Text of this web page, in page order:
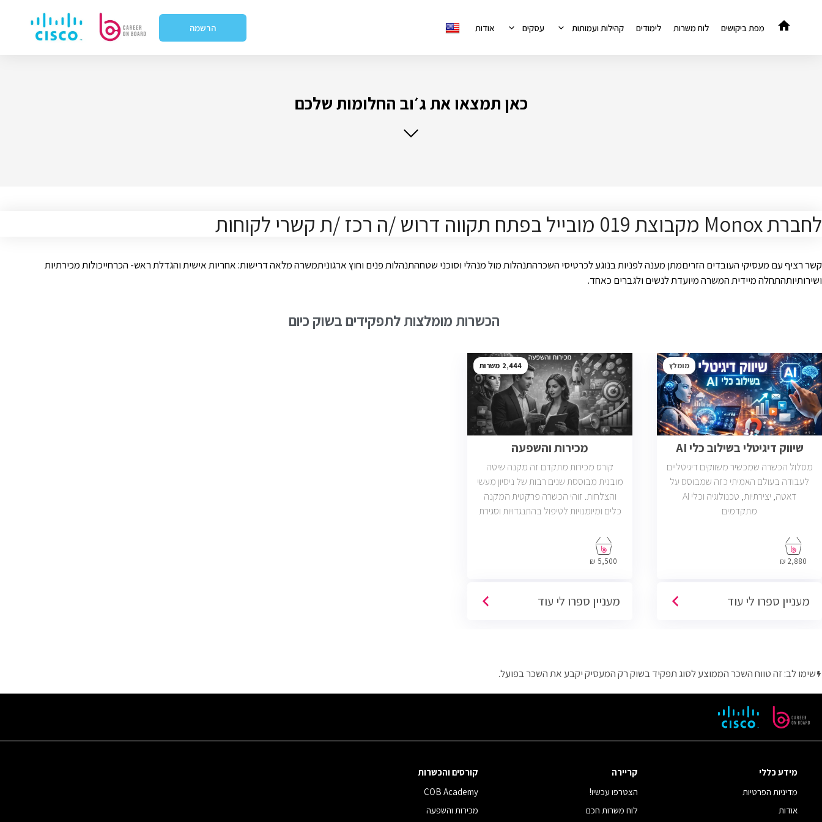
מפת ביקושים לוח משרות לימודים קהילות ועמותות עסקים אודות הרשמה
כאן תמצאו את ג׳וב החלומות שלכם
לחברת Monox מקבוצת 019 מובייל בפתח תקווה דרוש /ה רכז /ת קשרי לקוחות
קשר רציף עם מעסיקי העובדים הזריםמתן מענה לפניות בנוגע לכרטיסי השכרהתנהלות מול מנהלי וסוכני שטחהתנהלות פנים וחוץ ארגוניתמשרה מלאה דרישות: אחריות אישית והגדלת ראש- הכרחייכולות מכירתיות
ושירותיותהתחלה מיידית המשרה מיועדת לנשים ולגברים כאחד.
הכשרות מומלצות לתפקידים בשוק כיום
מומלץ
שיווק דיגיטלי בשילוב כלי AI
מסלול הכשרה שמכשיר משווקים דיגיטליים
לעבודה בעולם האמיתי כזה שמבוסס על
דאטה, יצירתיות, טכנולוגיה וכלי AI
מתקדמים
2,880 ₪
מעניין ספרו לי עוד
2,444
מכירות והשפעה
קורס מכירות מתקדם זה מקנה שיטה
מובנית מבוססת שנים רבות של ניסיון מעשי
והצלחות. זוהי הכשרה פרקטית המקנה
כלים ומיומנויות לטיפול בהתנגדויות וסגירת
פתוחות בשוק בחברות וארגונים מכל
הסוגים והגדלים (מכירות טלפוניות,5,500 ₪
מעניין ספרו לי עוד
שימו לב: זה טווח השכר הממוצע לסוג תפקיד בשוק רק המעסיק יקבע את השכר בפועל.
מידע כללי
מדיניות הפרטיות
אודות
קריירה
הצטרפו עכשיו!
לוח משרות חכם
קורסים והכשרות
COB Academy
מכירות והשפעה